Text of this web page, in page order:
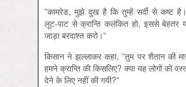
”कामरेड, मुझे दुख है कि तुम्हें सर्दी से कष्ट है।
लूट-पाट से क्रान्ति कलंकित हो, इससे बेहतर
जाड़ा बरदाश्त करो।”
किसान ने झल्लाकर कहा, ”तुम पर शैतान की
हमने क्रान्ति की किसलिए? क्या यह लोगों को
देने के लिए नहीं की गयी?”